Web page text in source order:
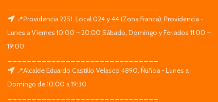
📍Providencia 2251. Local 024 y 44 (Zona Franca), Providencia -
Lunes a Viernes 10:00 – 20:00 Sábado, Domingo y Feriados 11:00 –
19:00
📍Alcalde Eduardo Castillo Velasco 4890, Ñuñoa - Lunes a
Domingo de 10:00 a 19:30